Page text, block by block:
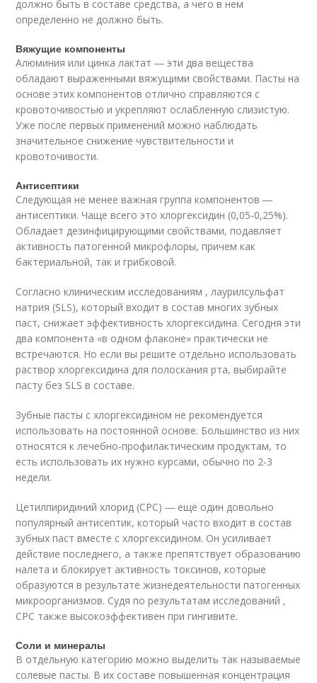
должно быть в составе средства, а чего в нем
определенно не должно быть.
Вяжущие компоненты
Алюминия или цинка лактат ― эти два вещества
обладают выраженными вяжущими свойствами. Пасты на
основе этих компонентов отлично справляются с
кровоточивостью и укрепляют ослабленную слизистую.
Уже после первых применений можно наблюдать
значительное снижение чувствительности и
кровоточивости.
Антисептики
Следующая не менее важная группа компонентов ―
антисептики. Чаще всего это хлоргексидин (0,05-0,25%).
Обладает дезинфицирующими свойствами, подавляет
активность патогенной микрофлоры, причем как
бактериальной, так и грибковой.
Согласно клиническим исследованиям , лаурилсульфат
натрия (SLS), который входит в состав многих зубных
паст, снижает эффективность хлоргексидина. Сегодня эти
два компонента «в одном флаконе» практически не
встречаются. Но если вы решите отдельно использовать
раствор хлоргексидина для полоскания рта, выбирайте
пасту без SLS в составе.
Зубные пасты с хлоргексидином не рекомендуется
использовать на постоянной основе. Большинство из них
относятся к лечебно-профилактическим продуктам, то
есть использовать их нужно курсами, обычно по 2-3
недели.
Цетилпиридиний хлорид (CPC) ― ещё один довольно
популярный антисептик, который часто входит в состав
зубных паст вместе с хлоргексидином. Он усиливает
действие последнего, а также препятствует образованию
налета и блокирует активность токсинов, которые
образуются в результате жизнедеятельности патогенных
микроорганизмов. Судя по результатам исследований ,
CPC также высокоэффективен при гингивите.
Соли и минералы
В отдельную категорию можно выделить так называемые
солевые пасты. В их составе повышенная концентрация